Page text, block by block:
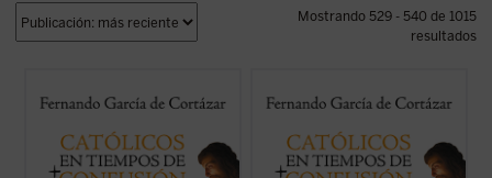
Mostrando 529 - 540 de 1015
resultados
tiempos de confusión, el nuevo libro de
tradición cristiana vuelva a ser la
referencia que nos defina, de tal ...(ver
ficha)
tiempos de confusión, el nuevo libro de
tradición cristiana vuelva a ser la
referencia que nos defina, de tal ...(ver
ficha)